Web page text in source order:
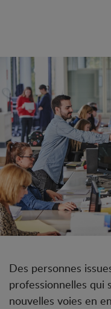
Des personnes
professionnelles qui
nouvelles voies en